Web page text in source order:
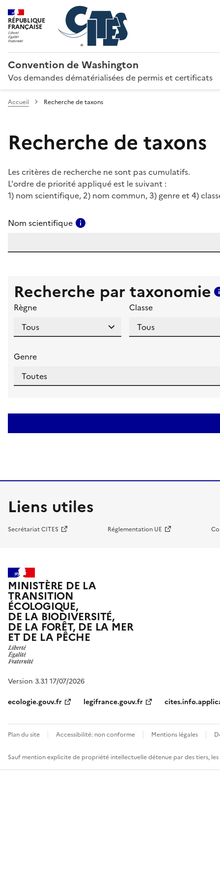
RÉPUBLIQUE
FRANÇAISE
Convention de Washington
Vos demandes dématérialisées de permis et certificats
Accueil Recherche de taxons
Recherche de taxons
Les critères de recherche ne sont pas cumulatifs.
L'ordre de priorité appliqué est le suivant :
1) nom scientifique, 2) nom commun, 3) genre et 4)
Nom scientifique
Recherche par taxonomie
Règne Classe
Genre
Liens utiles
Secrétariat CITES Réglementation UE
MINISTÈRE DE LA
TRANSITION
ÉCOLOGIQUE,
DE LA BIODIVERSITÉ,
DE LA FORÊT, DE LA MER
ET DE LA PÊCHE
Version 3.3.1 17/07/2026
ecologie.gouv.fr
legifrance.gouv.fr
Plan du site Accessibilité: non conforme Mentions légales
Sauf mention explicite de propriété intellectuelle détenue par des tiers,